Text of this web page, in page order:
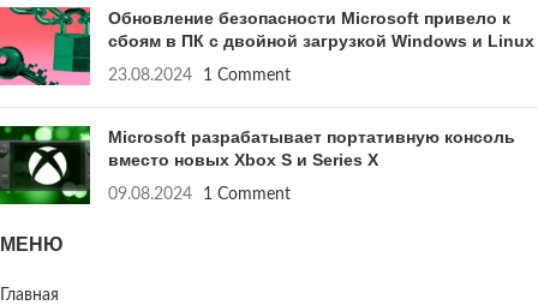
Обновление безопасности Microsoft привело к
сбоям в ПК с двойной загрузкой Windows и Linux
23.08.2024 1 Comment
Microsoft разрабатывает портативную консоль
вместо новых Xbox S и Series X
09.08.2024 1 Comment
МЕНЮ
Главная